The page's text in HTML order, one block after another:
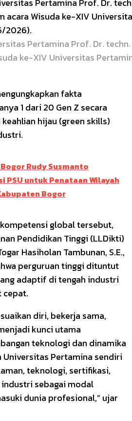
Pertamina Prof. Dr.
ke-XIV Universitas
fakta
1 dari 20 Gen Z secara
hijau (green skills)
Rudy Susmanto
PSU untuk Penataan Wilayah
Bogor
global tersebut,
Pendidikan Tinggi (LLDikti)
Hasiholan Tambunan, S.E.,
perguruan tinggi dituntut
adaptif di tengah industri
cepat.
diri, bekerja sama,
kunci utama
teknologi dan dinamika
Universitas Pertamina sendiri
teknologi, sertifikasi,
sebagai modal
dunia profesional,” ujar